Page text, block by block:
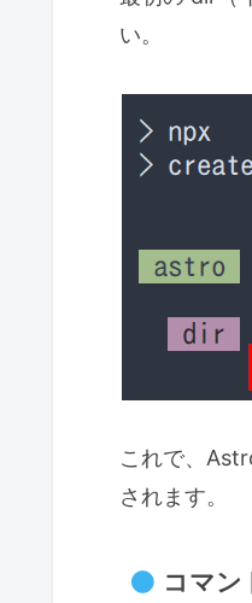
い。
これで、
されます。
コマン